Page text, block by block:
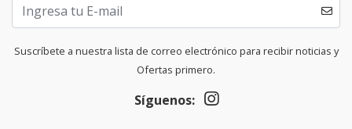
Suscríbete a nuestra lista de correo electrónico para recibir noticias y
Ofertas primero.
Síguenos: